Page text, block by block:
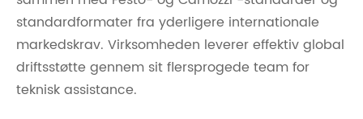
standardformater fra yderligere internationale
markedskrav. Virksomheden leverer effektiv global
driftsstøtte gennem sit flersprogede team for
teknisk assistance.